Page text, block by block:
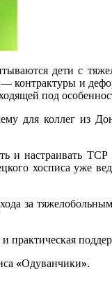
дети с
и
под
для коллег из
и настраивать
хосписа уже
за
практическая
«Одуванчики».